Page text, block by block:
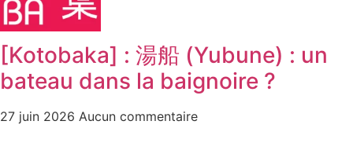
[Kotobaka] : 湯船 (Yubune) : un
bateau dans la baignoire ?
27 juin 2026 Aucun commentaire